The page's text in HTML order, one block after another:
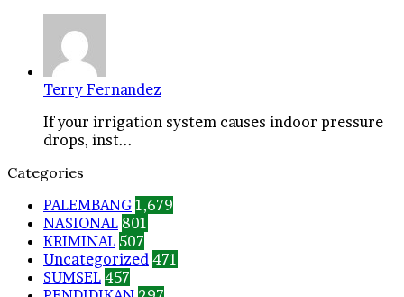
Terry Fernandez
If your irrigation system causes indoor pressure
drops, inst...
Categories
PALEMBANG 1,679
NASIONAL 801
KRIMINAL 507
Uncategorized 471
SUMSEL 457